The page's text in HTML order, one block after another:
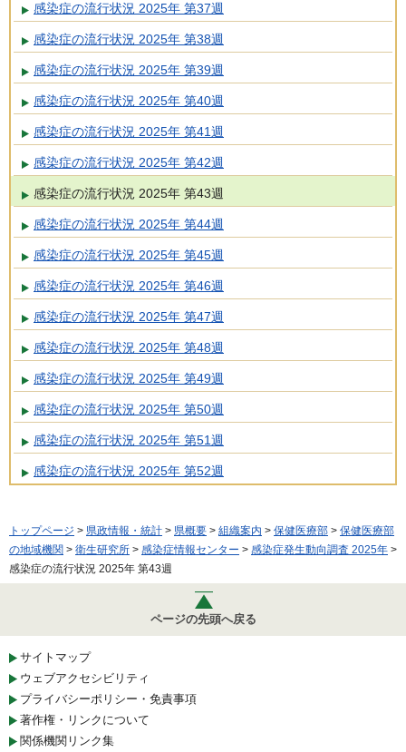
感染症の流行状況 2025年 第37週
感染症の流行状況 2025年 第38週
感染症の流行状況 2025年 第39週
感染症の流行状況 2025年 第40週
感染症の流行状況 2025年 第41週
感染症の流行状況 2025年 第42週
感染症の流行状況 2025年 第43週
感染症の流行状況 2025年 第44週
感染症の流行状況 2025年 第45週
感染症の流行状況 2025年 第46週
感染症の流行状況 2025年 第47週
感染症の流行状況 2025年 第48週
感染症の流行状況 2025年 第49週
感染症の流行状況 2025年 第50週
感染症の流行状況 2025年 第51週
感染症の流行状況 2025年 第52週
トップページ > 県政情報・統計 > 県概要 > 組織案内 > 保健医療部 > 保健医療部
の地域機関 > 衛生研究所 > 感染症情報センター > 感染症発生動向調査 2025年 >
感染症の流行状況 2025年 第43週
ページの先頭へ戻る
サイトマップ
ウェブアクセシビリティ
プライバシーポリシー・免責事項
著作権・リンクについて
関係機関リンク集